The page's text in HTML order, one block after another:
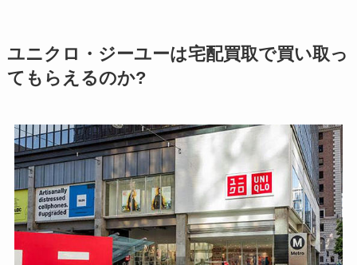
ユニクロ・ジーユーは宅配買取で買い取っ
てもらえるのか?